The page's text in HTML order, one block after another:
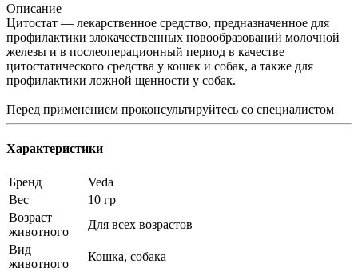
Описание
Цитостат — лекарственное средство, предназначенное для
профилактики злокачественных новообразований молочной
железы и в послеоперационный период в качестве
цитостатического средства у кошек и собак, а также для
профилактики ложной щенности у собак.
Перед применением проконсультируйтесь со специалистом
Характеристики
Бренд
Veda
Вес
10 гр
Возраст
животного
Для всех возрастов
Вид
животного
Кошка, собака